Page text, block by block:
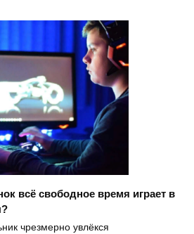
всё свободное время играет в
чрезмерно увлёкся